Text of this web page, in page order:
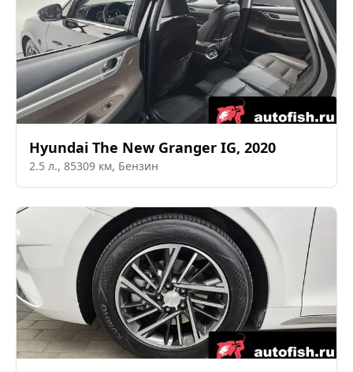
Hyundai The New Granger IG, 2020
2.5 л., 85309 км, Бензин